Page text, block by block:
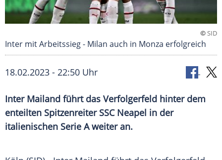
©SID
Inter mit Arbeitssieg - Milan auch in Monza erfolgreich
18.02.2023 - 22:50 Uhr
Inter Mailand führt das Verfolgerfeld hinter dem
enteilten Spitzenreiter SSC Neapel in der
italienischen Serie A weiter an.